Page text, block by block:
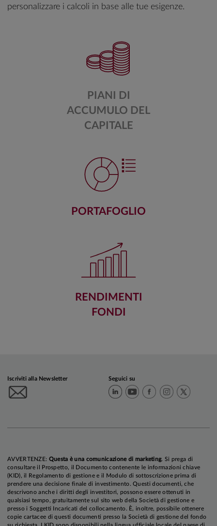
personalizzare i calcoli in base alle tue esigenze.
PIANI DI
ACCUMULO DEL
CAPITALE
PORTAFOGLIO
RENDIMENTI
FONDI
Iscriviti alla Newsletter Seguici su
AVVERTENZE: Questa è una comunicazione di marketing. Si prega di
consultare il Prospetto, il Documento contenente le informazioni chiave
(KID), il Regolamento di gestione e il Modulo di sottoscrizione prima di
prendere una decisione finale di investimento. Questi documenti, che
descrivono anche i diritti degli investitori, possono essere ottenuti in
qualsiasi tempo, gratuitamente sul sito web della Società di gestione e
presso i Soggetti Incaricati del collocamento. È, inoltre, possibile ottenere
copie cartacee di questi documenti presso la Società di gestione del fondo